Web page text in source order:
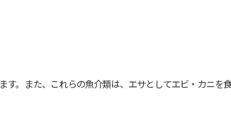
。また、これらの魚介類は、エサとしてエビ・カニを食